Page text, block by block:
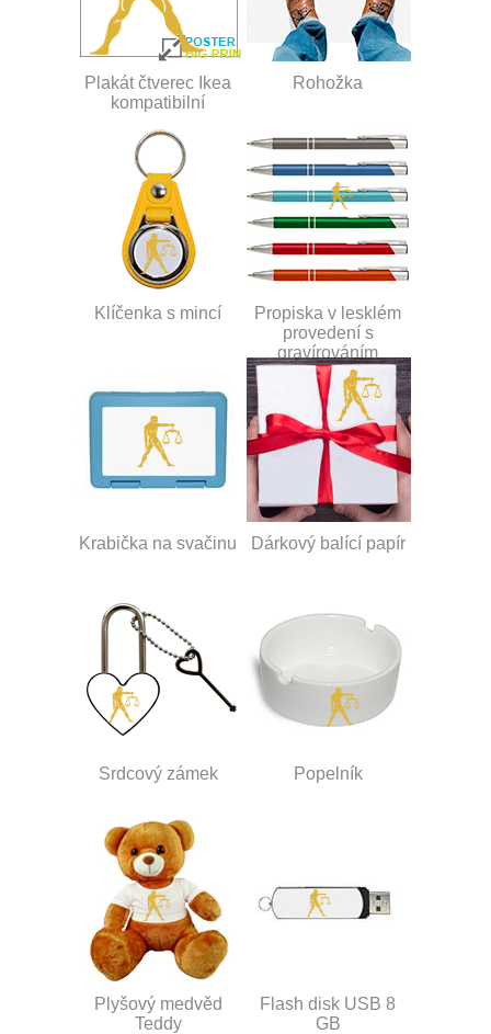
Plakát čtverec Ikea
kompatibilní
Rohožka
Klíčenka s mincí
Propiska v lesklém
provedení s
gravírováním
Krabička na svačinu Dárkový balící papír
Srdcový zámek Popelník
Plyšový medvěd
Teddy
Flash disk USB 8
GB